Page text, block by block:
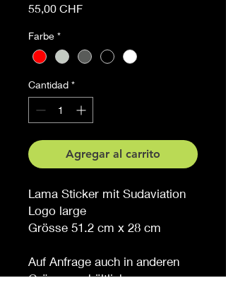
55,00 CHFPrecio
Farbe *
Cantidad *
Agregar al carrito
Lama Sticker mit Sudaviation
Logo large
Grösse 51.2 cm x 28 cm
Auf Anfrage auch in anderen
Grössen erhältlich